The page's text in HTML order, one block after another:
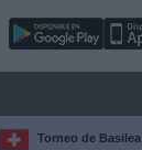
Torneo de Basilea